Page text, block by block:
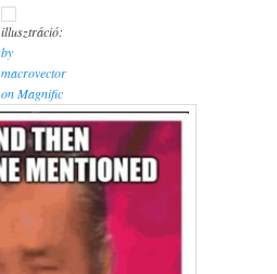
illusztráció:
by
macrovector
on Magnific